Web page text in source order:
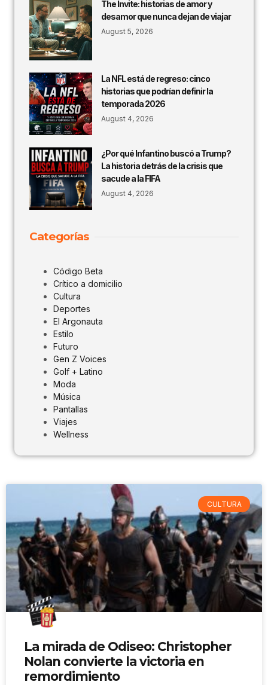
The Invite: historias de amor y
desamor que nunca dejan de viajar
August 5, 2026
La NFL está de regreso: cinco
historias que podrían definir la
temporada 2026
August 4, 2026
¿Por qué Infantino buscó a Trump?
La historia detrás de la crisis que
sacude a la FIFA
August 4, 2026
Categorías
Código Beta
Crítico a domicilio
Cultura
Deportes
El Argonauta
Estilo
Futuro
Gen Z Voices
Golf + Latino
Moda
Música
Pantallas
Viajes
Wellness
CULTURA
La mirada de Odiseo: Christopher
Nolan convierte la victoria en
remordimiento